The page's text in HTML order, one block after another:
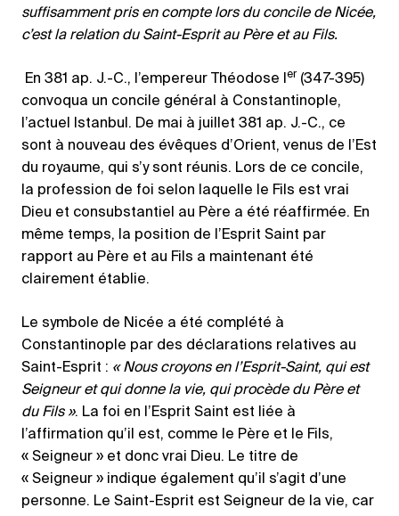
suffisamment pris en compte lors du concile de Nicée,
c’est la relation du Saint-Esprit au Père et au Fils.
En 381 ap. J.-C., l’empereur Théodose Ier (347-395)
convoqua un concile général à Constantinople,
l’actuel Istanbul. De mai à juillet 381 ap. J.-C., ce
sont à nouveau des évêques d’Orient, venus de l’Est
du royaume, qui s’y sont réunis. Lors de ce concile,
la profession de foi selon laquelle le Fils est vrai
Dieu et consubstantiel au Père a été réaffirmée. En
même temps, la position de l’Esprit Saint par
rapport au Père et au Fils a maintenant été
clairement établie.
Le symbole de Nicée a été complété à
Constantinople par des déclarations relatives au
Saint-Esprit : « Nous croyons en l’Esprit-Saint, qui est
Seigneur et qui donne la vie, qui procède du Père et
du Fils ». La foi en l’Esprit Saint est liée à
l’affirmation qu’il est, comme le Père et le Fils,
« Seigneur » et donc vrai Dieu. Le titre de
« Seigneur » indique également qu’il s’agit d’une
personne. Le Saint-Esprit est Seigneur de la vie, car